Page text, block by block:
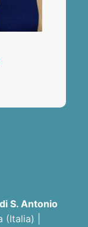
S. Antonio
|